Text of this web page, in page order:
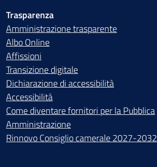
Trasparenza
Amministrazione trasparente
Albo Online
Affissioni
Transizione digitale
Dichiarazione di accessibilità
Accessibilità
Come diventare fornitori per la Pubblica
Amministrazione
Rinnovo Consiglio camerale 2027-2032